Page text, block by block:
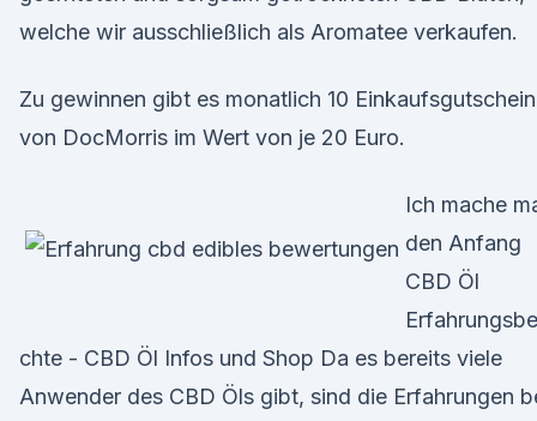
welche wir ausschließlich als Aromatee verkaufen.
Zu gewinnen gibt es monatlich 10
von DocMorris im Wert von je 20 Euro.
Ich mache
den Anfang
CBD Öl
chte - CBD Öl Infos und Shop Da es bereits viele
Anwender des CBD Öls gibt, sind die Erfahrungen